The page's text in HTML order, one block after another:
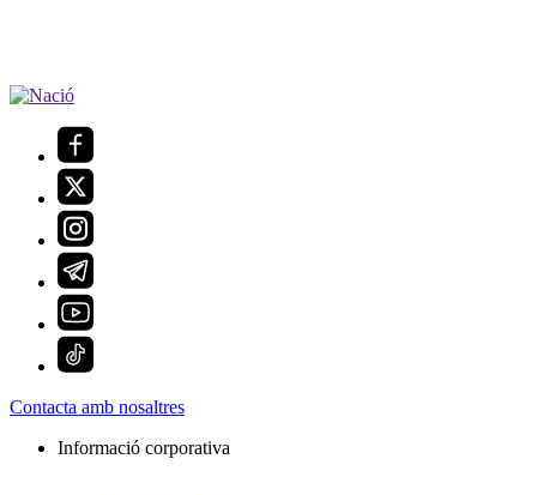
Contacta amb nosaltres
Informació corporativa